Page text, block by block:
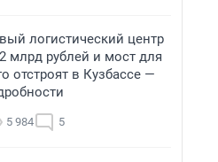
логистический центр
млрд рублей и мост для
отстроят в Кузбассе —
5 984 5